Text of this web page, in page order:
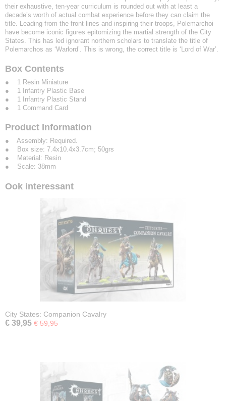
their exhaustive, ten-year curriculum is rounded out with at least a
decade’s worth of actual combat experience before they can claim the
title. Leading from the front lines and inspiring their troops, Polemarchoi
have become iconic figures epitomizing the martial strength of the City
States. This has led ignorant northern scholars to translate the title of
Polemarchos as ‘Warlord’. This is wrong, the correct title is ‘Lord of War’.
Box Contents
● 1 Resin Miniature
● 1 Infantry Plastic Base
● 1 Infantry Plastic Stand
● 1 Command Card
Product Information
● Assembly: Required.
● Box size: 7.4x10.4x3.7cm; 50grs
● Material: Resin
● Scale: 38mm
Ook interessant
City States: Companion Cavalry
€ 39,95 € 59,95